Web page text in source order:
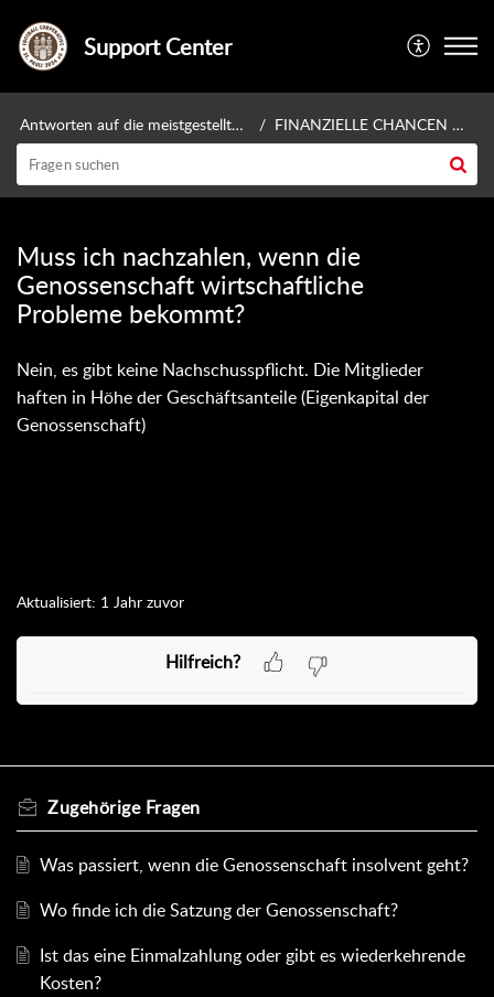
Support Center
Antworten auf die meistgestellten Fragen FINANZIELLE CHANCEN UND RISIKEN
Muss ich nachzahlen, wenn die
Genossenschaft wirtschaftliche
Probleme bekommt?
Nein, es gibt keine Nachschusspflicht. Die Mitglieder
haften in Höhe der Geschäftsanteile (Eigenkapital der
Genossenschaft)
Aktualisiert: 1 Jahr zuvor
Hilfreich?
Zugehörige Fragen
Was passiert, wenn die Genossenschaft insolvent geht?
Wo finde ich die Satzung der Genossenschaft?
Ist das eine Einmalzahlung oder gibt es wiederkehrende
Kosten?